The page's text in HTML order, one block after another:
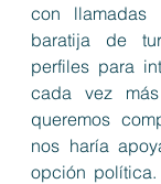
con llamadas
baratija de
perfiles para
cada vez
queremos
nos haría
opción